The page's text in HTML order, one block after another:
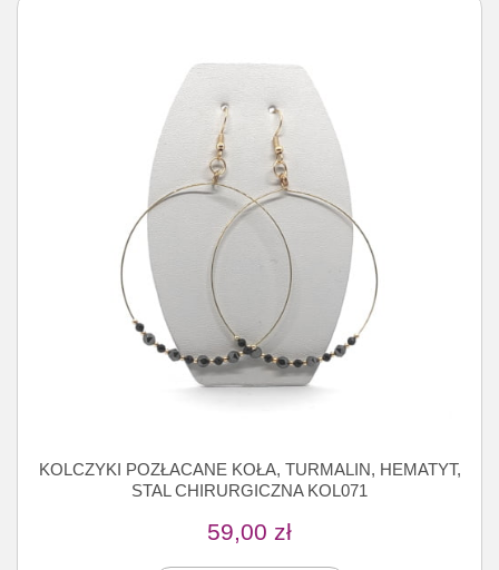
KOLCZYKI POZŁACANE KOŁA, TURMALIN, HEMATYT,
STAL CHIRURGICZNA KOL071
59,00 zł